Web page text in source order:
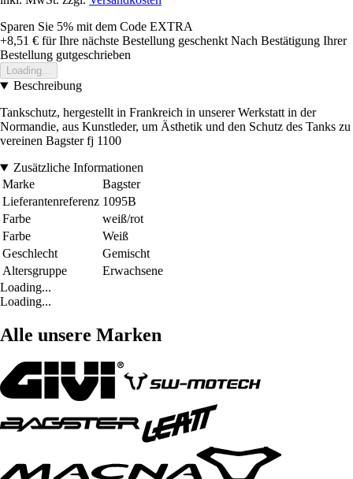
Sparen Sie 5% mit dem Code EXTRA
+8,51 € für Ihre nächste Bestellung geschenkt Nach Bestätigung Ihrer
Bestellung gutgeschrieben
Loading...
Beschreibung
Tankschutz, hergestellt in Frankreich in unserer Werkstatt in der
Normandie, aus Kunstleder, um Ästhetik und den Schutz des Tanks zu
vereinen Bagster fj 1100
Zusätzliche Informationen
Marke
Bagster
Lieferantenreferenz 1095B
Farbe
weiß/rot
Farbe
Weiß
Geschlecht
Gemischt
Altersgruppe
Erwachsene
Loading...
Loading...
Alle unsere Marken